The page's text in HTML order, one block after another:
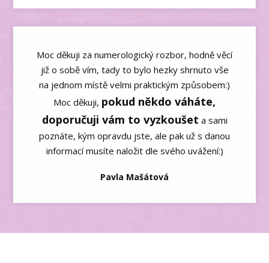
Moc děkuji za numerologický rozbor, hodně věcí
již o sobě vím, tady to bylo hezky shrnuto vše
na jednom místě velmi praktickým způsobem:)
Moc děkuji, pokud někdo váháte,
doporučuji vám to vyzkoušet a sami
poznáte, kým opravdu jste, ale pak už s danou
informací musíte naložit dle svého uvážení:)
Pavla Mašátová